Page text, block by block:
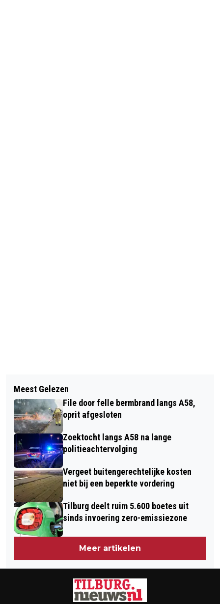
UPDATE: ZES GEWONDEN BIJ
ERNSTIGE CRASH RINGBAAN-NOORD,
BESTUURDER ONDER INVLOED
KINKAJOU ONTSNAPT UIT
DIERENPARK EN VERSTOPT ZICH IN
CONTAINER
Meest Gelezen
File door felle bermbrand langs A58,
oprit afgesloten
Zoektocht langs A58 na lange
politieachtervolging
Vergeet buitengerechtelijke kosten
niet bij een beperkte vordering
Tilburg deelt ruim 5.600 boetes uit
sinds invoering zero-emissiezone
Meer artikelen